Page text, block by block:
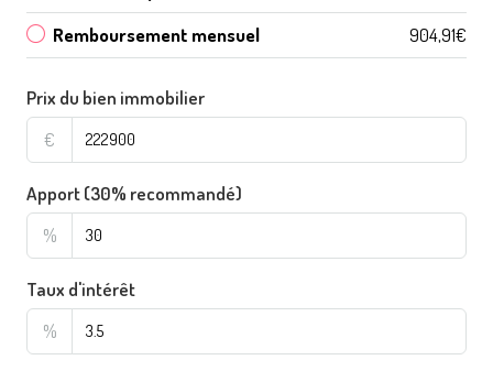
Remboursement mensuel
904,91€
Prix du bien immobilier
€
Apport (30% recommandé)
%
Taux d'intérêt
%